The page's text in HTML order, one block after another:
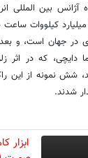
که سالیانه 280 میلیارد
در جهان است، و بعد
شش نمونه از این
ابزار